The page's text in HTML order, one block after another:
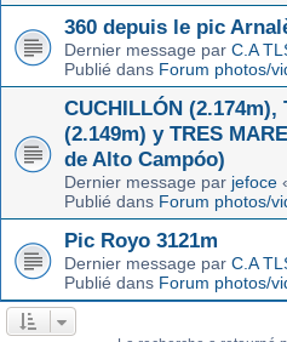
360 depuis le pic
Dernier message par C.A
Publié dans Forum photos/
CUCHILLÓN (2.174m),
(2.149m) y TRES
de Alto Campóo)
Dernier message par jefoce
Publié dans Forum photos/
Pic Royo 3121m
Dernier message par C.A
Publié dans Forum photos/